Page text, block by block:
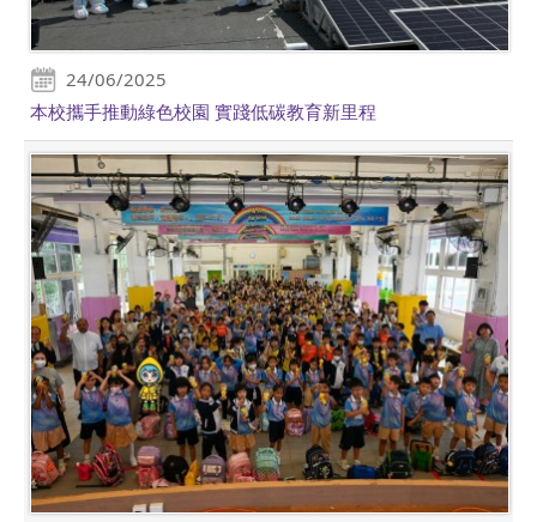
24/06/2025
本校攜手推動綠色校園 實踐低碳教育新里程